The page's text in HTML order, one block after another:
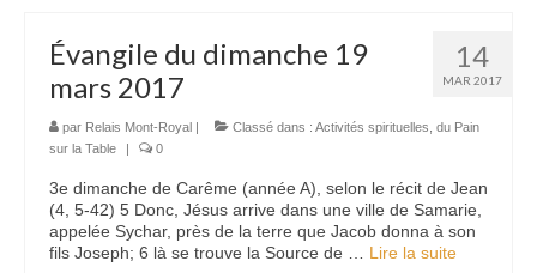
14
MAR 2017
Évangile du dimanche 19
mars 2017
par Relais Mont-Royal | Classé dans : Activités spirituelles du Pain
sur la Table
| 0
3e dimanche de Carême (année A), selon le récit de Jean
(4, 5-42) 5 Donc, Jésus arrive dans une ville de Samarie,
appelée Sychar, près de la terre que Jacob donna à son
fils Joseph; 6 là se trouve la Source de … Lire la suite­­